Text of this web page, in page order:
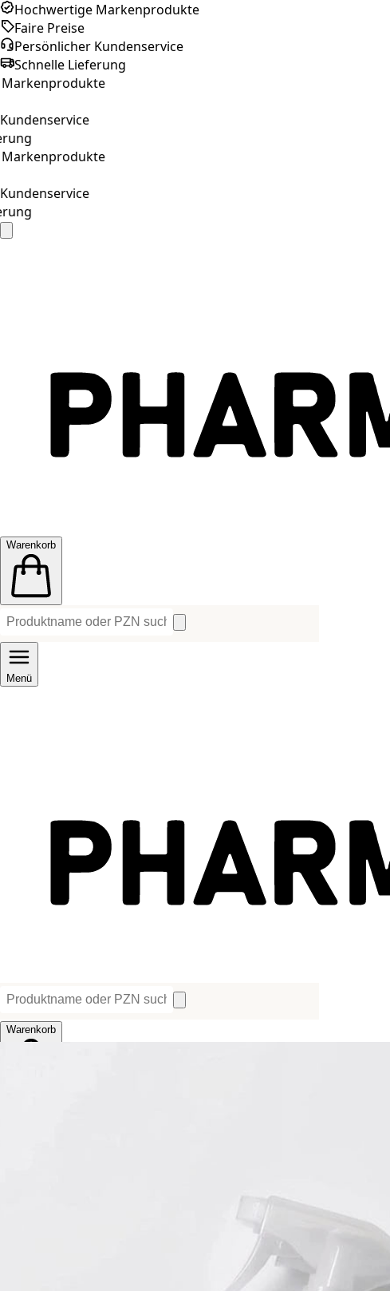
Hochwertige Markenprodukte
Faire Preise
Persönlicher Kundenservice
Schnelle Lieferung
Warenkorb
Menü
Warenkorb